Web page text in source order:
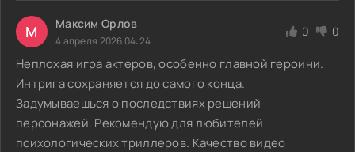
М Максим Орлов
4 апреля 2026 04:24
0 0
Неплохая игра актеров, особенно главной героини.
Интрига сохраняется до самого конца.
Задумываешься о последствиях решений
персонажей. Рекомендую для любителей
психологических триллеров. Качество видео